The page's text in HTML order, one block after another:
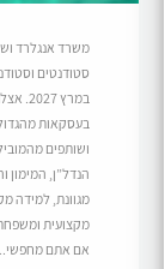
משרד אנגלרד
סטודנטים
במרץ
בעסקאות
ושותפים
הנדל”ן, המימון
מגוונת, למידה
מקצועית
אם אתם מחפשי...